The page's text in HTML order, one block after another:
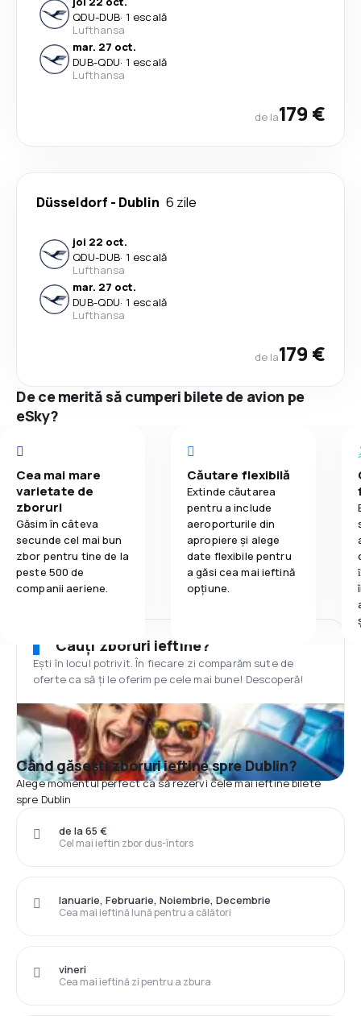
QDU-DUB· 1 escală
Lufthansa
mar. 27 oct.
DUB-QDU· 1 escală
Lufthansa
de la179 €
Düsseldorf - Dublin 6 zile
joi 22 oct.
QDU-DUB· 1 escală
Lufthansa
mar. 27 oct.
DUB-QDU· 1 escală
Lufthansa
de la179 €
De ce merită să cumperi bilete de avion pe
eSky?
Cea mai mare
varietate de
zboruri
Găsim în câteva
secunde cel mai bun
zbor pentru tine de la
peste 500 de
companii aeriene.
Căutare flexibilă
Extinde căutarea
pentru a include
aeroporturile din
apropiere și alege
date flexibile pentru
a găsi cea mai ieftină
opțiune.
Cauți zboruri ieftine?
Ești în locul potrivit. În fiecare zi comparăm sute de
oferte ca să ți le oferim pe cele mai bune! Descoperă!
Când găsești zboruri ieftine spre Dublin?
Alege momentul perfect ca să rezervi cele mai ieftine bilete
spre Dublin
Cel mai ieftin zbor dus-întors
de la 65 €
Cea mai ieftină lună pentru a călători
Ianuarie, Februarie, Noiembrie, Decembrie
Cea mai ieftină zi pentru a zbura
vineri